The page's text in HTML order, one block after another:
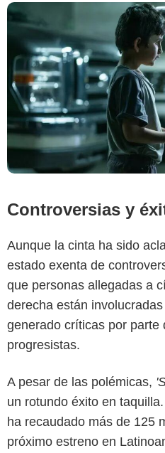
Controversias y
Aunque la cinta ha sido
estado exenta de
que personas allegadas a
derecha están
generado críticas por parte
progresistas.
A pesar de las polémicas,
un rotundo éxito en
ha recaudado más de 125
próximo estreno en
'Sound of